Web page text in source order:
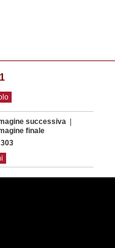
successiva
finale
303